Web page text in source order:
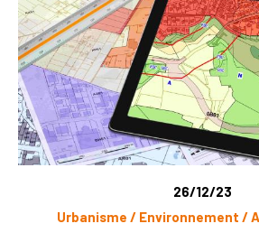
26/12/23
Urbanisme / Environnement /